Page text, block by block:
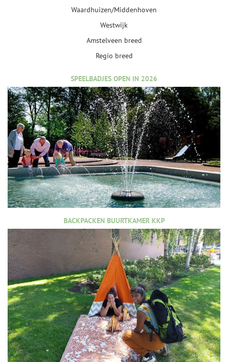
Waardhuizen/Middenhoven
Westwijk
Amstelveen breed
Regio breed
SPEELBADJES OPEN IN 2026
BACKPACKEN BUURTKAMER KKP